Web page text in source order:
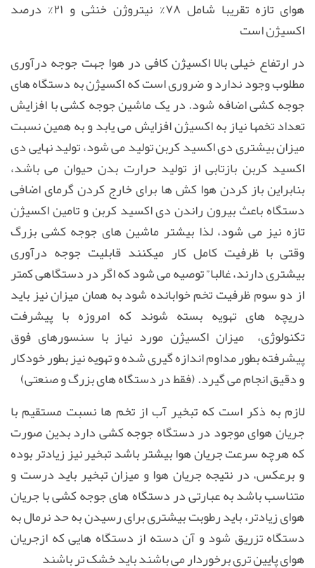
هوای تازه تقریبا شامل ۷۸% نیتروژن خنثی و ۲۱% درصد
اکسیژن است
در ارتفاع خیلی بالا اکسیژن کافی در هوا جهت جوجه درآوری
مطلوب وجود ندارد و ضروری است که اکسیژن به دستگاه های
جوجه کشی اضافه شود. در یک ماشین جوجه کشی با افزایش
تعداد تخمها نیاز به اکسیژن افزایش می یابد و به همین نسبت
میزان بیشتری دی اکسید کربن تولید می شود، تولید نهایی دی
اکسید کربن بازتابی از تولید حرارت بدن حیوان می باشد،
بنابراین باز کردن هوا کش ها برای خارج کردن گرمای اضافی
دستگاه باعث بیرون راندن دی اکسید کربن و تامین اکسیژن
تازه نیز می شود، لذا بیشتر ماشین های جوجه کشی بزرگ
وقتی با ظرفیت کامل کار میکنند قابلیت جوجه درآوری
بیشتری دارند، غالبا” توصیه می شود که اگر در دستگاهی کمتر
از دو سوم ظرفیت تخم خوابانده شود به همان میزان نیز باید
دریچه های تهویه بسته شوند که امروزه با پیشرفت
تکنولوژی، میزان اکسیژن مورد نیاز با سنسورهای فوق
پیشرفته بطور مداوم اندازه گیری شده و تهویه نیز بطور خودکار
و دقیق انجام می گیرد. (فقط در دستگاه های بزرگ و صنعتی)
لازم به ذکر است که تبخیر آب از تخم ها نسبت مستقیم با
جریان هوای موجود در دستگاه جوجه کشی دارد بدین صورت
که هرچه سرعت جریان هوا بیشتر باشد تبخیر نیز زیادتر بوده
و برعکس، در نتیجه جریان هوا و میزان تبخیر باید درست و
متناسب باشد به عبارتی در دستگاه های جوجه کشی با جریان
هوای زیادتر، باید رطوبت بیشتری برای رسیدن به حد نرمال به
دستگاه تزریق شود و آن دسته از دستگاه هایی که ازجریان
هوای پایین تری برخوردار می باشند باید خشک تر باشند